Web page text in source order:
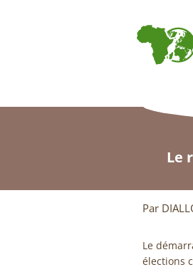
Le
Par
Le
élections